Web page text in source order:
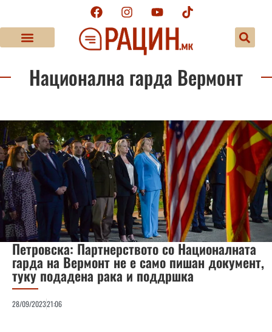
Национална гарда Вермонт
Петровска: Партнерството со Националната
гарда на Вермонт не е само пишан документ,
туку подадена рака и поддршка
28/09/202321:06